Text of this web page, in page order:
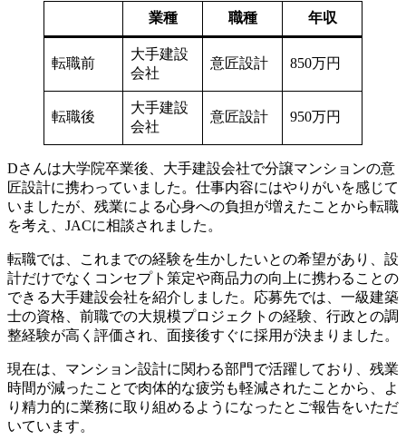
業種 職種 年収
転職前
大手建設
会社
意匠設計 850万円
転職後
大手建設
会社
意匠設計 950万円
Dさんは大学院卒業後、大手建設会社で分譲マンションの意
匠設計に携わっていました。仕事内容にはやりがいを感じて
いましたが、残業による心身への負担が増えたことから転職
を考え、JACに相談されました。
転職では、これまでの経験を生かしたいとの希望があり、設
計だけでなくコンセプト策定や商品力の向上に携わることの
できる大手建設会社を紹介しました。応募先では、一級建築
士の資格、前職での大規模プロジェクトの経験、行政との調
整経験が高く評価され、面接後すぐに採用が決まりました。
現在は、マンション設計に関わる部門で活躍しており、残業
時間が減ったことで肉体的な疲労も軽減されたことから、よ
り精力的に業務に取り組めるようになったとご報告をいただ
いています。